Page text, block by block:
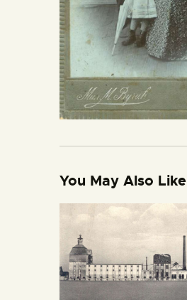
You May Also Like